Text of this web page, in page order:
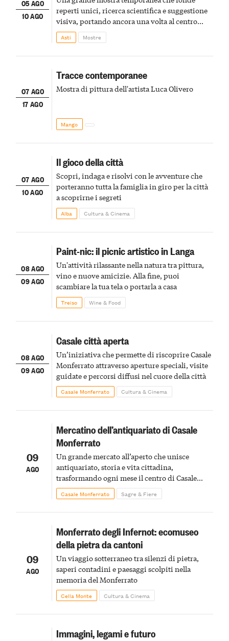
05 AGO
10 AGO
reperti unici, ricerca scientifica e suggestione
visiva, portando ancora una volta al centro
della scena le meraviglie del passato astigiano
Asti Mostre
07 AGO
17 AGO
Tracce contemporanee
Mostra di pittura dell'artista Luca Olivero
Mango
07 AGO
10 AGO
Il gioco della città
Scopri, indaga e risolvi con le avventure che
porteranno tutta la famiglia in giro per la città
a scoprirne i segreti
Alba Cultura & Cinema
08 AGO
09 AGO
Paint-nic: il picnic artistico in Langa
Un'attività rilassante nella natura tra pittura,
vino e nuove amicizie. Alla fine, puoi
scambiare la tua tela o portarla a casa
Treiso Wine & Food
08 AGO
09 AGO
Casale città aperta
Un’iniziativa che permette di riscoprire Casale
Monferrato attraverso aperture speciali, visite
guidate e percorsi diffusi nel cuore della città
Casale Monferrato Cultura & Cinema
09
AGO
Mercatino dell’antiquariato di Casale
Monferrato
Un grande mercato all’aperto che unisce
antiquariato, storia e vita cittadina,
trasformando ogni mese il centro di Casale
Monferrato in un luogo di scoperta e racconto
Casale Monferrato Sagre & Fiere
09
AGO
Monferrato degli Infernot: ecomuseo
della pietra da cantoni
Un viaggio sotterraneo tra silenzi di pietra,
saperi contadini e paesaggi scolpiti nella
memoria del Monferrato
Cella Monte Cultura & Cinema
Immagini, legami e futuro